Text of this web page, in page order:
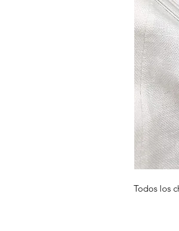
Todos los